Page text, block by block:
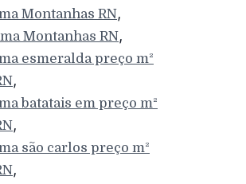
Montanhas RN,
Montanhas RN,
esmeralda preço m²
,
batatais em preço m²
,
são carlos preço m²
,